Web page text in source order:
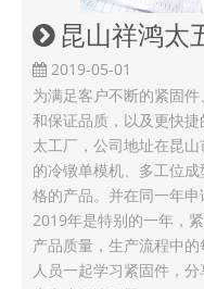
昆山祥鸿太五
2019-05-01
为满足客户不断的紧固
和保证品质，以及更快
太工厂，公司地址在昆
的冷镦单模机、多工位
格的产品。并在同一年申
2019年是特别的一年，
产品质量，生产流程中
人员一起学习紧固件，